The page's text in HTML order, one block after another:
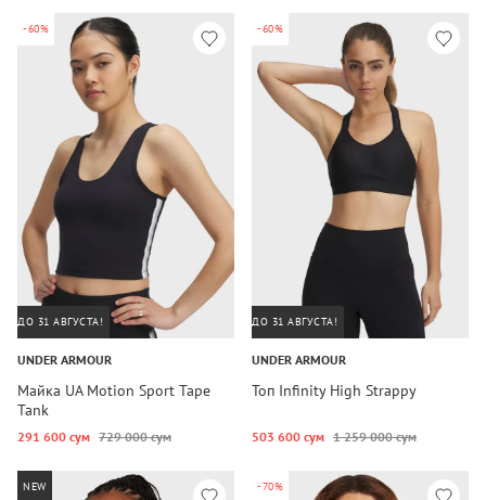
-60%
ДО 31 АВГУСТА!
UNDER ARMOUR
Майка UA Motion Sport Tape
Tank
291 600 сум 729 000 сум
-60%
ДО 31 АВГУСТА!
UNDER ARMOUR
Топ Infinity High Strappy
503 600 сум 1 259 000 сум
NEW -70%